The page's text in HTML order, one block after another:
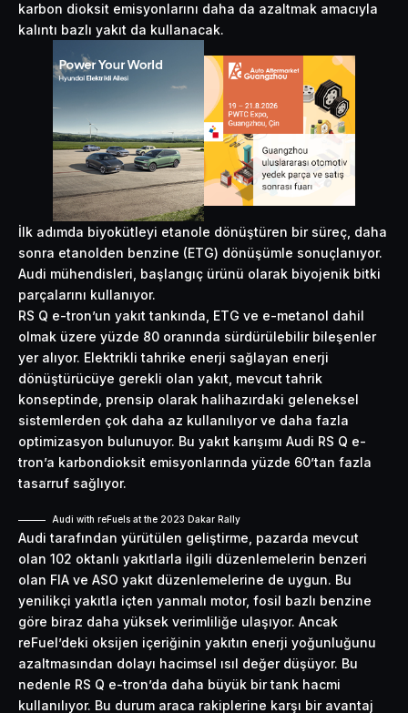
karbon dioksit emisyonlarını daha da azaltmak amacıyla
kalıntı bazlı yakıt da kullanacak.
İlk adımda biyokütleyi etanole dönüştüren bir süreç, daha
sonra etanolden benzine (ETG) dönüşümle sonuçlanıyor.
Audi mühendisleri, başlangıç ürünü olarak biyojenik bitki
parçalarını kullanıyor.
RS Q e-tron’un yakıt tankında, ETG ve e-metanol dahil
olmak üzere yüzde 80 oranında sürdürülebilir bileşenler
yer alıyor. Elektrikli tahrike enerji sağlayan enerji
dönüştürücüye gerekli olan yakıt, mevcut tahrik
konseptinde, prensip olarak halihazırdaki geleneksel
sistemlerden çok daha az kullanılıyor ve daha fazla
optimizasyon bulunuyor. Bu yakıt karışımı Audi RS Q e-
tron’a karbondioksit emisyonlarında yüzde 60’tan fazla
tasarruf sağlıyor.
Audi with reFuels at the 2023 Dakar Rally
Audi tarafından yürütülen geliştirme, pazarda mevcut
olan 102 oktanlı yakıtlarla ilgili düzenlemelerin benzeri
olan FIA ve ASO yakıt düzenlemelerine de uygun. Bu
yenilikçi yakıtla içten yanmalı motor, fosil bazlı benzine
göre biraz daha yüksek verimliliğe ulaşıyor. Ancak
reFuel’deki oksijen içeriğinin yakıtın enerji yoğunluğunu
azaltmasından dolayı hacimsel ısıl değer düşüyor. Bu
nedenle RS Q e-tron’da daha büyük bir tank hacmi
kullanılıyor. Bu durum araca rakiplerine karşı bir avantaj